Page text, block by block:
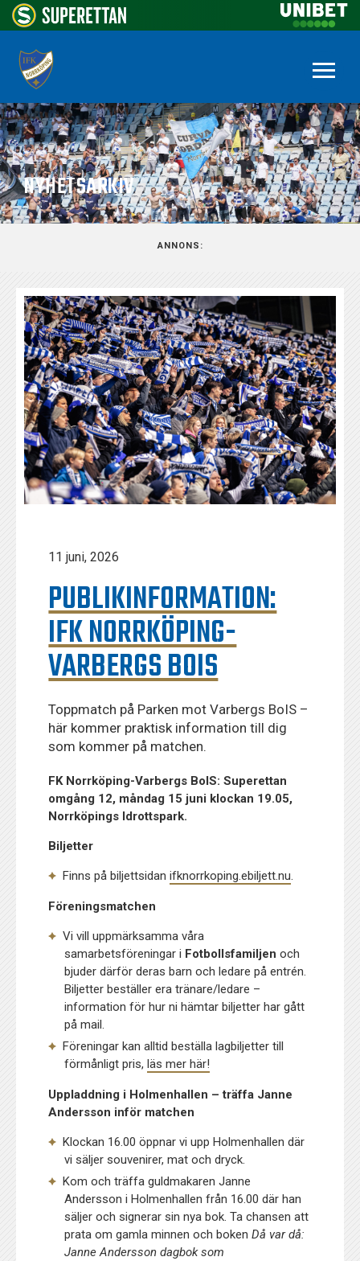
NYHETSARKIV
ANNONS:
11 juni, 2026
PUBLIKINFORMATION:
IFK NORRKÖPING-
VARBERGS BOIS
Toppmatch på Parken mot Varbergs BoIS –
här kommer praktisk information till dig
som kommer på matchen.
FK Norrköping-Varbergs BoIS: Superettan
omgång 12, måndag 15 juni klockan 19.05,
Norrköpings Idrottspark.
Biljetter
Finns på biljettsidanifknorrkoping.ebiljett.nu.
Föreningsmatchen
Vi vill uppmärksamma våra
samarbetsföreningar i Fotbollsfamiljen och
bjuder därför deras barn och ledare på entrén.
Biljetter beställer era tränare/ledare –
information för hur ni hämtar biljetter har gått
på mail.
Föreningar kan alltid beställa lagbiljetter till
förmånligt pris,läs mer här!
Uppladdning i Holmenhallen – träffa Janne
Andersson inför matchen
Klockan 16.00 öppnar vi upp Holmenhallen där
vi säljer souvenirer, mat och dryck.
Kom och träffa guldmakaren Janne
Andersson i Holmenhallen från 16.00 där han
säljer och signerar sin nya bok. Ta chansen att
prata om gamla minnen och bokenDå var då:
Janne Andersson dagbok som